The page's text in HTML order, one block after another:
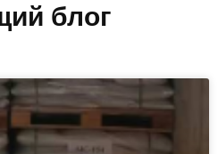
блог